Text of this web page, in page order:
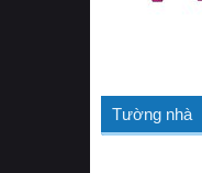
Tường nhà